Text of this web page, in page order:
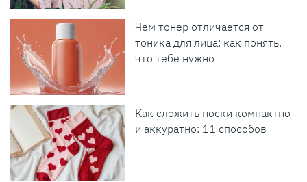
Чем тонер отличается от
тоника для лица: как понять,
что тебе нужно
Как сложить носки компактно
и аккуратно: 11 способов